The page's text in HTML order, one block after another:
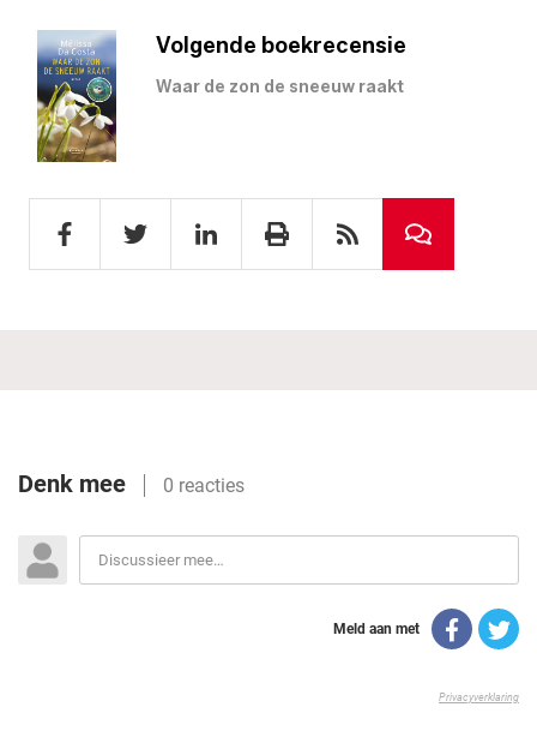
Volgende boekrecensie
Waar de zon de sneeuw raakt